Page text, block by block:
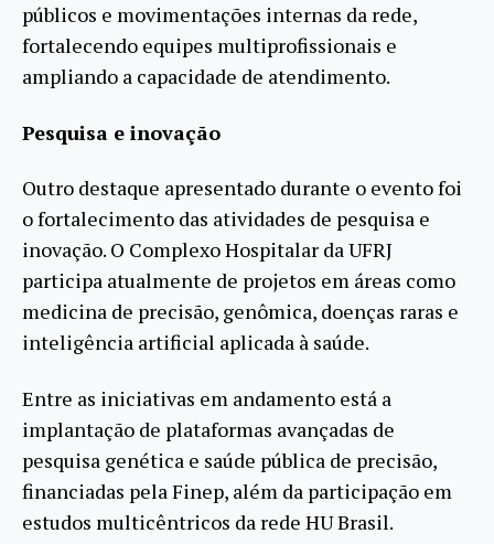
públicos e movimentações internas da rede,
fortalecendo equipes multiprofissionais e
ampliando a capacidade de atendimento.
Pesquisa e inovação
Outro destaque apresentado durante o evento foi
o fortalecimento das atividades de pesquisa e
inovação. O Complexo Hospitalar da UFRJ
participa atualmente de projetos em áreas como
medicina de precisão, genômica, doenças raras e
inteligência artificial aplicada à saúde.
Entre as iniciativas em andamento está a
implantação de plataformas avançadas de
pesquisa genética e saúde pública de precisão,
financiadas pela Finep, além da participação em
estudos multicêntricos da rede HU Brasil.